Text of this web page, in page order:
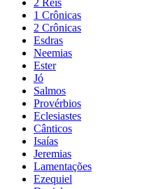
2 Reis
1 Crônicas
2 Crônicas
Esdras
Neemias
Ester
Jó
Salmos
Provérbios
Eclesiastes
Cânticos
Isaías
Jeremias
Lamentações
Ezequiel